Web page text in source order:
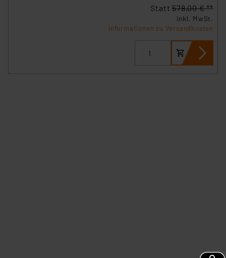
Datenschutzerklärung
Statt578,00 € **
inkl. MwSt.
Informationen zu Versandkosten